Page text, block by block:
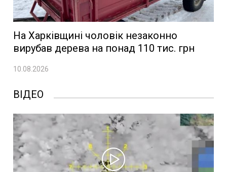
На Харківщині чоловік незаконно
вирубав дерева на понад 110 тис. грн
10.08.2026
ВІДЕО